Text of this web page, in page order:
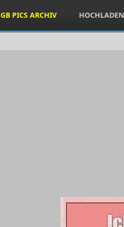
GB PICS ARCHIV HOCHLADEN